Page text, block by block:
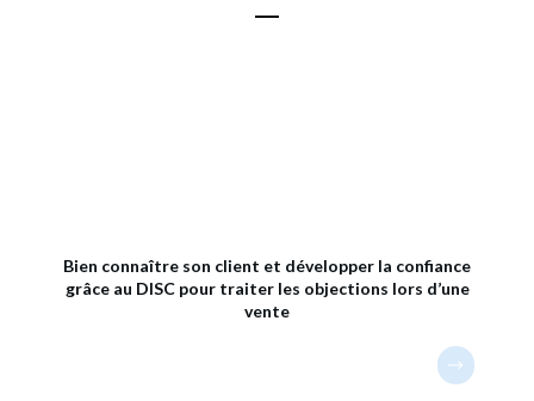
Bien connaître son client et développer la confiance
grâce au DISC pour traiter les objections lors d’une
vente